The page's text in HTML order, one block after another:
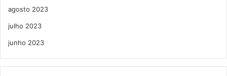
agosto 2023
julho 2023
junho 2023